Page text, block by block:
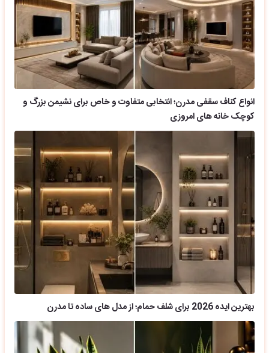
انواع کناف سقفی مدرن؛ انتخابی متفاوت و خاص برای نشیمن بزرگ و
کوچک خانه های امروزی
بهترین ایده 2026 برای شلف حمام؛ از مدل های ساده تا مدرن